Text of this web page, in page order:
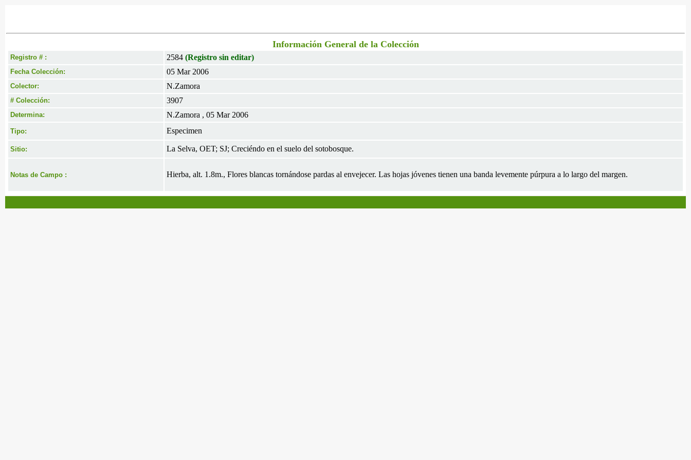
Información General de la Colección
Registro # : 2584 (Registro sin editar)
Fecha Colección: 05 Mar 2006
Colector: N.Zamora
# Colección: 3907
Determina: N.Zamora , 05 Mar 2006
Tipo: Especimen
Sitio: La Selva, OET; SJ; Creciéndo en el suelo del sotobosque.
Notas de Campo : Hierba, alt. 1.8m., Flores blancas tornándose pardas al envejecer. Las hojas jóvenes tienen una banda levemente púrpura a lo largo del margen.